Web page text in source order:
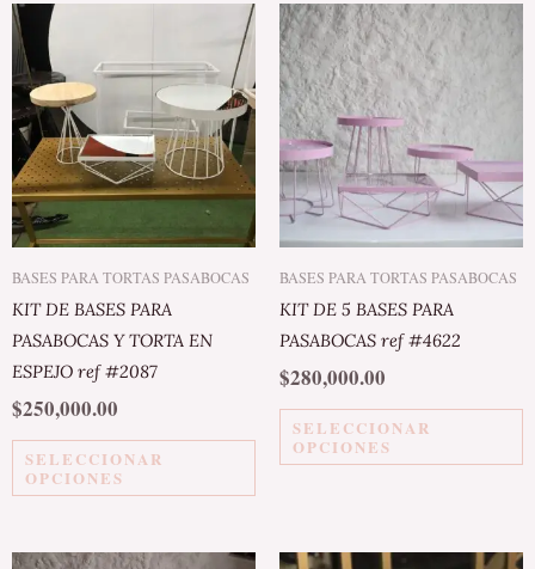
BASES PARA TORTAS PASABOCAS
KIT DE BASES PARA
PASABOCAS Y TORTA EN
ESPEJO ref #2087
$250,000.00
SELECCIONAR
OPCIONES
Este
producto
tiene
múltiples
variantes.
opciones
se
elegir
página
producto
BASES PARA TORTAS PASABOCAS
KIT DE 5 BASES PARA
PASABOCAS ref #4622
$280,000.00
SELECCIONAR
OPCIONES
se